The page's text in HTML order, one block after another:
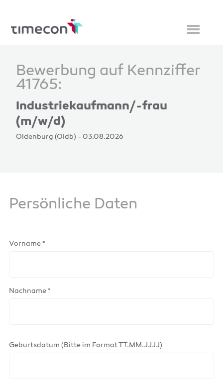
Bewerbung auf Kennziffer
41765:
Industriekaufmann/-frau
(m/w/d)
Oldenburg (Oldb) - 03.08.2026
Persönliche Daten
Vorname *
Nachname *
Geburtsdatum (Bitte im Format TT.MM.JJJJ)